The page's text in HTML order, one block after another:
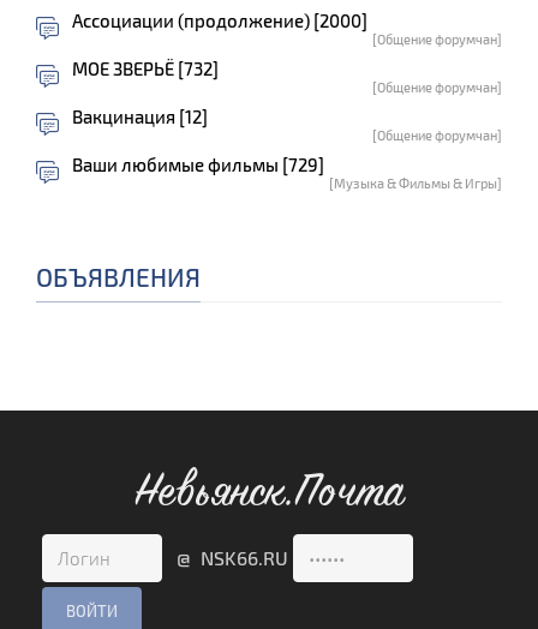
Ассоциации (продолжение) [2000]
[Общение форумчан]
МОЕ ЗВЕРЬЁ [732]
[Общение форумчан]
Вакцинация [12]
[Общение форумчан]
Ваши любимые фильмы [729]
[Музыка & Фильмы & Игры]
ОБЪЯВЛЕНИЯ
Невьянск.Почта
@ NSK66.RU